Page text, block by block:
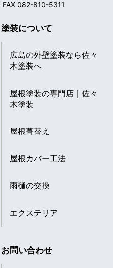
082-810-5311
塗装について
広島の外壁塗装なら佐々
木塗装へ
屋根塗装の専門店｜佐々
木塗装
屋根葺替え
屋根カバー工法
雨樋の交換
エクステリア
お問い合わせ